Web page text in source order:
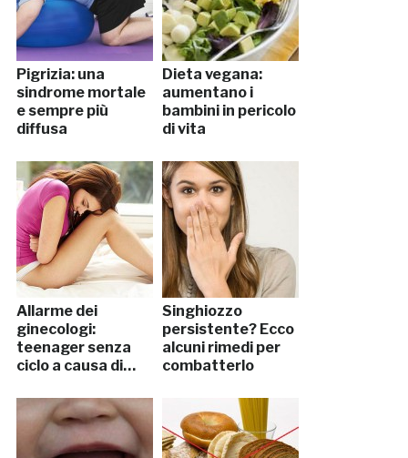
Pigrizia: una
sindrome mortale
e sempre più
diffusa
Dieta vegana:
aumentano i
bambini in pericolo
di vita
Allarme dei
ginecologi:
teenager senza
ciclo a causa di…
Singhiozzo
persistente? Ecco
alcuni rimedi per
combatterlo